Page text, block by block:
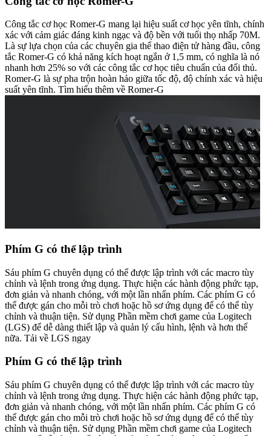
Công tắc cơ học Romer-G mang lại hiệu suất cơ học yên tĩnh, chính
xác với cảm giác đáng kinh ngạc và độ bền với tuổi thọ nhấp 70M.
Là sự lựa chọn của các chuyên gia thể thao điện tử hàng đầu, công
tắc Romer-G có khả năng kích hoạt ngắn ở 1,5 mm, có nghĩa là nó
nhanh hơn 25% so với các công tắc cơ học tiêu chuẩn của đối thủ.
Romer-G là sự pha trộn hoàn hảo giữa tốc độ, độ chính xác và hiệu
suất yên tĩnh. Tìm hiểu thêm về Romer-G
Phím G có thể lập trình
Sáu phím G chuyên dụng có thể được lập trình với các macro tùy
chỉnh và lệnh trong ứng dụng. Thực hiện các hành động phức tạp,
đơn giản và nhanh chóng, với một lần nhấn phím. Các phím G có
thể được gán cho mỗi trò chơi hoặc hồ sơ ứng dụng để có thể tùy
chỉnh và thuận tiện. Sử dụng Phần mềm chơi game của Logitech
(LGS) để dễ dàng thiết lập và quản lý cấu hình, lệnh và hơn thế
nữa. Tải về LGS ngay
Phím G có thể lập trình
Sáu phím G chuyên dụng có thể được lập trình với các macro tùy
chỉnh và lệnh trong ứng dụng. Thực hiện các hành động phức tạp,
đơn giản và nhanh chóng, với một lần nhấn phím. Các phím G có
thể được gán cho mỗi trò chơi hoặc hồ sơ ứng dụng để có thể tùy
chỉnh và thuận tiện. Sử dụng Phần mềm chơi game của Logitech